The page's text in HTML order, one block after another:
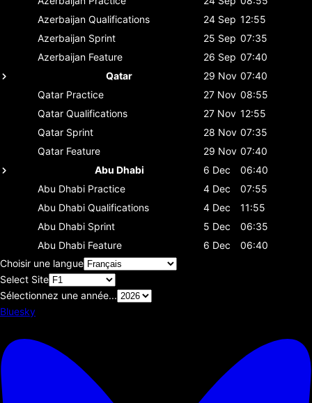
Azerbaijan Qualifications 24 Sep 12:55
Azerbaijan Sprint 25 Sep 07:35
Azerbaijan Feature 26 Sep 07:40
Qatar
29 Nov 07:40
Qatar Practice 27 Nov 08:55
Qatar Qualifications 27 Nov 12:55
Qatar Sprint 28 Nov 07:35
Qatar Feature 29 Nov 07:40
Abu Dhabi
6 Dec
06:40
Abu Dhabi Practice 4 Dec
07:55
Abu Dhabi Qualifications 4 Dec
11:55
Abu Dhabi Sprint 5 Dec
06:35
Abu Dhabi Feature 6 Dec
06:40
Choisir une langue
Select Site
Sélectionnez une année...
Bluesky